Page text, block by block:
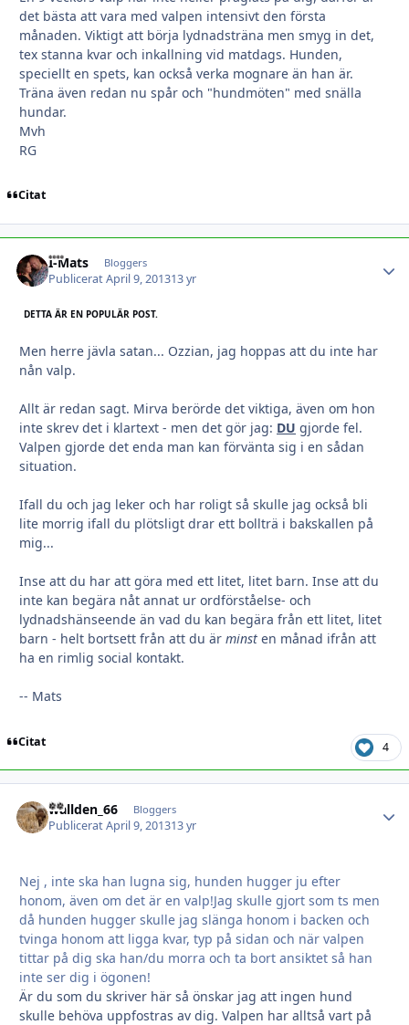
det bästa att vara med valpen intensivt den första
månaden. Viktigt att börja lydnadsträna men smyg in det,
tex stanna kvar och inkallning vid matdags. Hunden,
speciellt en spets, kan också verka mognare än han är.
Träna även redan nu spår och "hundmöten" med snälla
hundar.
Mvh
RG
Citat
I-Mats Bloggers
PubliceratApril 9, 201313 yr
DETTA ÄR EN POPULÄR POST.
Men herre jävla satan... Ozzian, jag hoppas att du inte har
nån valp.
Allt är redan sagt. Mirva berörde det viktiga, även om hon
inte skrev det i klartext - men det gör jag: DU gjorde fel.
Valpen gjorde det enda man kan förvänta sig i en sådan
situation.
Ifall du och jag leker och har roligt så skulle jag också bli
lite morrig ifall du plötsligt drar ett bollträ i bakskallen på
mig...
Inse att du har att göra med ett litet, litet barn. Inse att du
inte kan begära nåt annat ur ordförståelse- och
lydnadshänseende än vad du kan begära från ett litet, litet
barn - helt bortsett från att du är minst en månad ifrån att
ha en rimlig social kontakt.
-- Mats
Citat 4
wallden_66 Bloggers
PubliceratApril 9, 201313 yr
Nej , inte ska han lugna sig, hunden hugger ju efter
honom, även om det är en valp!Jag skulle gjort som ts men
då hunden hugger skulle jag slänga honom i backen och
tvinga honom att ligga kvar, typ på sidan och när valpen
tittar på dig ska han/du morra och ta bort ansiktet så han
inte ser dig i ögonen!
Är du som du skriver här så önskar jag att ingen hund
skulle behöva uppfostras av dig. Valpen har alltså vart på